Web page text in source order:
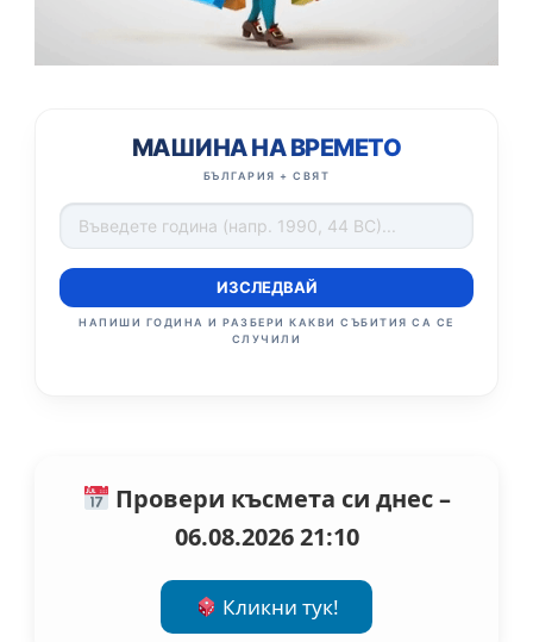
МАШИНА НА ВРЕМЕТО
БЪЛГАРИЯ + СВЯТ
ИЗСЛЕДВАЙ
НАПИШИ ГОДИНА И РАЗБЕРИ КАКВИ СЪБИТИЯ СА СЕ
СЛУЧИЛИ
Провери късмета си днес –
06.08.2026 21:10
Кликни тук!